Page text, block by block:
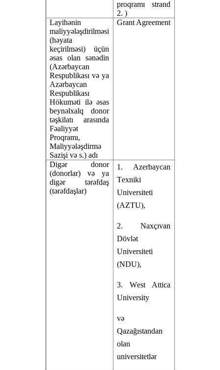
proqramı strand
2. )
Layihənin
maliyyələşdirilməsi
(həyata
keçirilməsi) üçün
əsas olan sənədin
(Azərbaycan
Respublikası və ya
Azərbaycan
Respublikası
Hökuməti ilə əsas
beynəlxalq donor
təşkilatı arasında
Fəaliyyət
Proqramı,
Maliyyələşdirmə
Sazişi və s.) adı
Grant Agreement
Digər donor
(donorlar) və ya
digər tərəfdaş
(tərəfdaşlar)
1 . Azerbaycan
Texniki
Universiteti
(AZTU),
2.Naxçıvan
Dövlət
Universiteti
(NDU),
3. West Attica
University
və
Qazağıstandan
olan
universitetlər